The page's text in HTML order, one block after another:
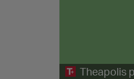
Theapolis